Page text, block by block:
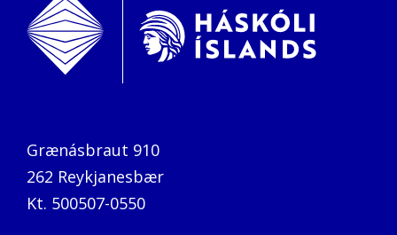
Grænásbraut 910
262 Reykjanesbær
Kt. 500507-0550